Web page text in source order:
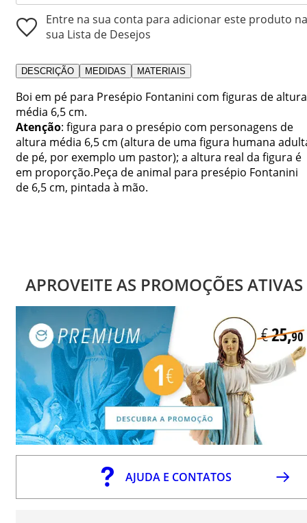
Entre na sua conta para adicionar este produto na
sua Lista de Desejos
DESCRIÇÃO MEDIDAS MATERIAIS
Boi em pé para Presépio Fontanini com figuras de altura
média 6,5 cm.
Atenção: figura para o presépio com personagens de
altura média 6,5 cm (altura de uma figura humana
de pé, por exemplo um pastor); a altura real da figura é
em proporção.Peça de animal para presépio Fontanini
de 6,5 cm, pintada à mão.
APROVEITE AS PROMOÇÕES ATIVAS
AJUDA E CONTATOS